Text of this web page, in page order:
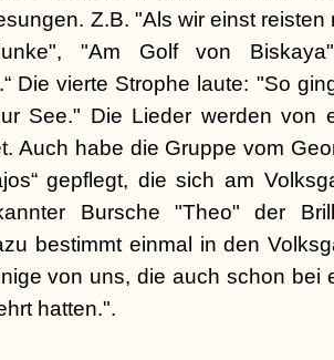
Z.B. "Als wir einst
"Am Golf von
Die vierte Strophe laute: "So
See." Die Lieder werden von
Auch habe die Gruppe vom
gepflegt, die sich am
Bursche "Theo" der
bestimmt einmal in den
von uns, die auch schon bei
hatten.".